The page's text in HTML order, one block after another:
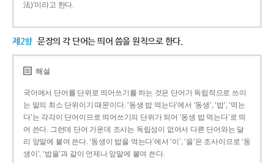
法)’이라고 한다.
제2항 문장의 각 단어는 띄어 씀을 원칙으로 한다.
해설
국어에서 단어를 단위로 띄어쓰기를 하는 것은 단어가 독립적으로 쓰이
는 말의 최소 단위이기 때문이다. ‘동생 밥 먹는다’에서 ‘동생’, ‘밥’, ‘먹는
다’는 각각이 단어이므로 띄어쓰기의 단위가 되어 ‘동생 밥 먹는다’로 띄
어 쓴다. 그런데 단어 가운데 조사는 독립성이 없어서 다른 단어와는 달
리 앞말에 붙여 쓴다. ‘동생이 밥을 먹는다’에서 ‘이’, ‘을’은 조사이므로 ‘동
생이’, ‘밥을’과 같이 언제나 앞말에 붙여 쓴다.